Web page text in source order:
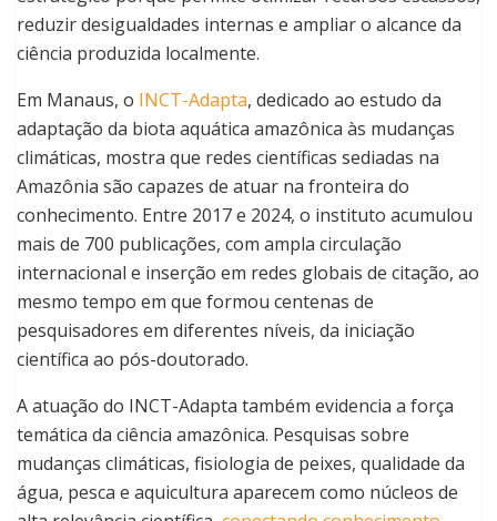
reduzir desigualdades internas e ampliar o alcance da
ciência produzida localmente.
Em Manaus, o INCT-Adapta, dedicado ao estudo da
adaptação da biota aquática amazônica às mudanças
climáticas, mostra que redes científicas sediadas na
Amazônia são capazes de atuar na fronteira do
conhecimento. Entre 2017 e 2024, o instituto acumulou
mais de 700 publicações, com ampla circulação
internacional e inserção em redes globais de citação, ao
mesmo tempo em que formou centenas de
pesquisadores em diferentes níveis, da iniciação
científica ao pós-doutorado.
A atuação do INCT-Adapta também evidencia a força
temática da ciência amazônica. Pesquisas sobre
mudanças climáticas, fisiologia de peixes, qualidade da
água, pesca e aquicultura aparecem como núcleos de